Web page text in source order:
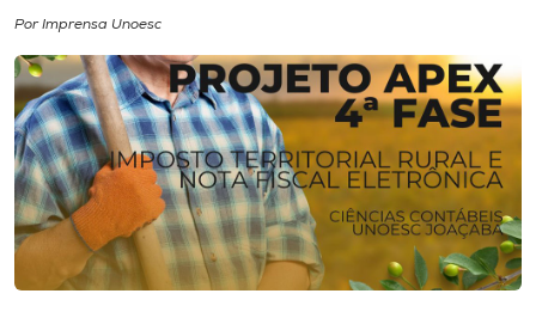
I.nova
Diplomados
Cultura
CPA
Por Imprensa Unoesc